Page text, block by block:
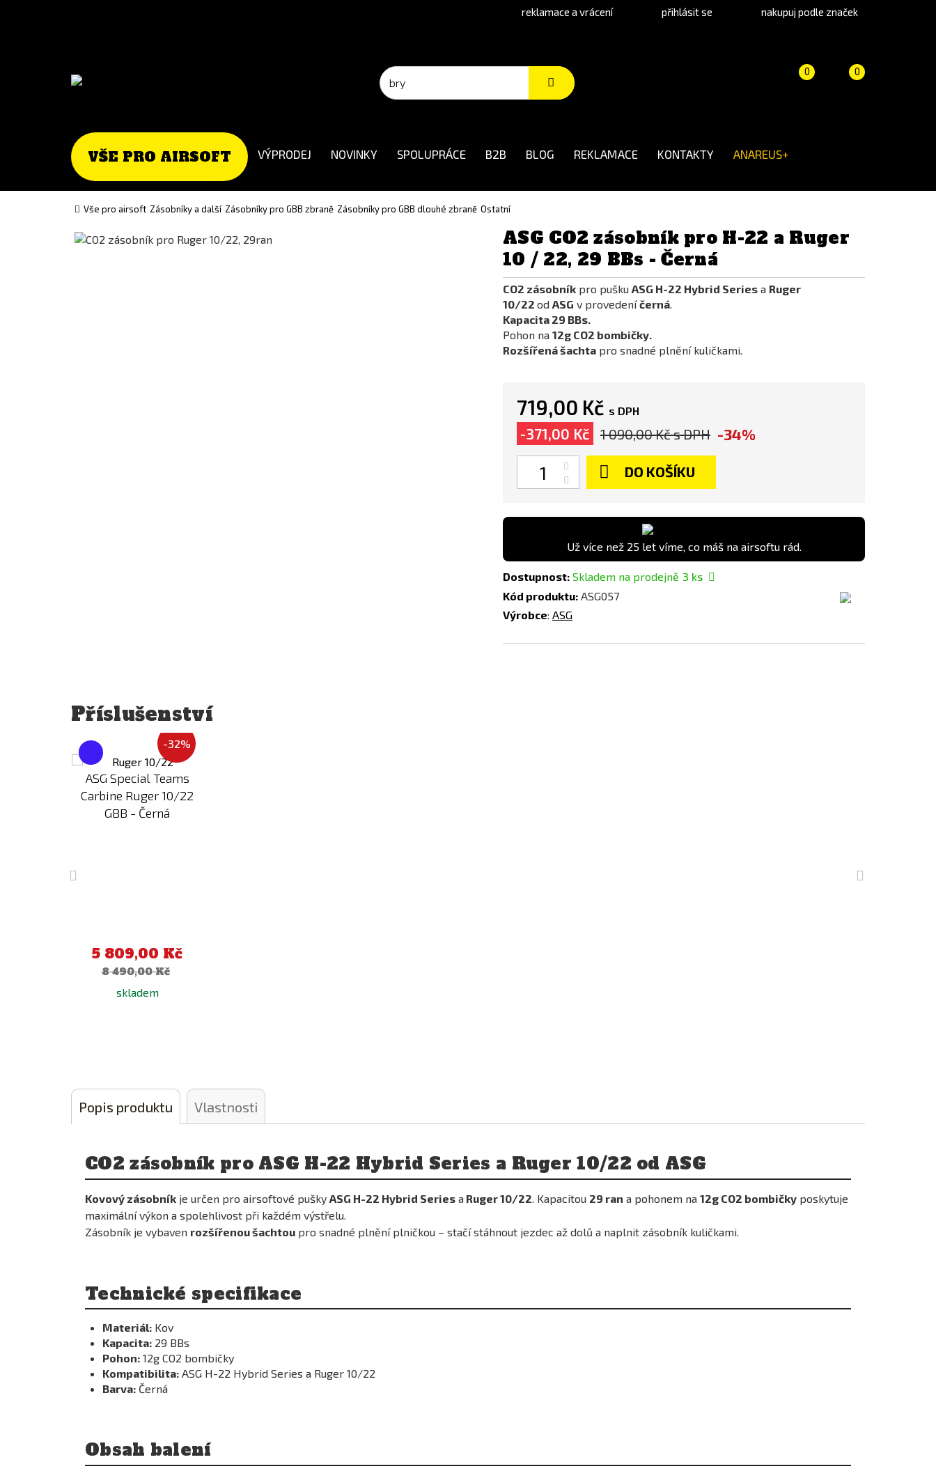
reklamace a vrácení přihlásit se nakupuj podle značek
Košík 0
(prázdný)
Porovnání
0
VŠE PRO AIRSOFT VÝPRODEJ NOVINKY SPOLUPRÁCE B2B BLOG REKLAMACE KONTAKTY ANAREUS+
Vše pro airsoft Zásobníky a další Zásobníky pro GBB zbraně Zásobníky pro GBB dlouhé zbraně Ostatní
ASG CO2 zásobník pro H-22 a Ruger
10 / 22, 29 BBs - Černá
CO2 zásobník pro pušku ASG H-22 Hybrid Series a Ruger
10/22 od ASG v provedeníčerná.
Kapacita 29 BBs.
Pohon na 12g CO2 bombičky.
Rozšířená šachta pro snadné plnění kuličkami.
719,00 Kč s DPH
-371,00 Kč 1 090,00 Kčs DPH -34%
DO KOŠÍKU
Už více než 25 let víme, co máš na airsoftu rád.
Dostupnost: Skladem na prodejně 3 ks
Kód produktu: ASG057
Výrobce: ASG
Příslušenství
-32%
ASG Special Teams
Carbine Ruger 10/22
GBB - Černá
5 809,00 Kč
8 490,00 Kč
skladem
Přidat
Popis produktu Vlastnosti
CO2 zásobník pro ASG H-22 Hybrid Series a Ruger 10/22 od ASG
Kovový zásobník je určen pro airsoftové pušky ASG H-22 Hybrid Series a Ruger 10/22 . Kapacitou 29 ran a pohonem na 12g CO2 bombičky poskytuje
maximální výkon a spolehlivost při každém výstřelu.
Zásobník je vybaven rozšířenou šachtou pro snadné plnění plničkou – stačí stáhnout jezdec až dolů a naplnit zásobník kuličkami.
Technické specifikace
Materiál: Kov
Kapacita: 29 BBs
Pohon: 12g CO2 bombičky
Kompatibilita: ASG H-22 Hybrid Series a Ruger 10/22
Barva: Černá
Obsah balení